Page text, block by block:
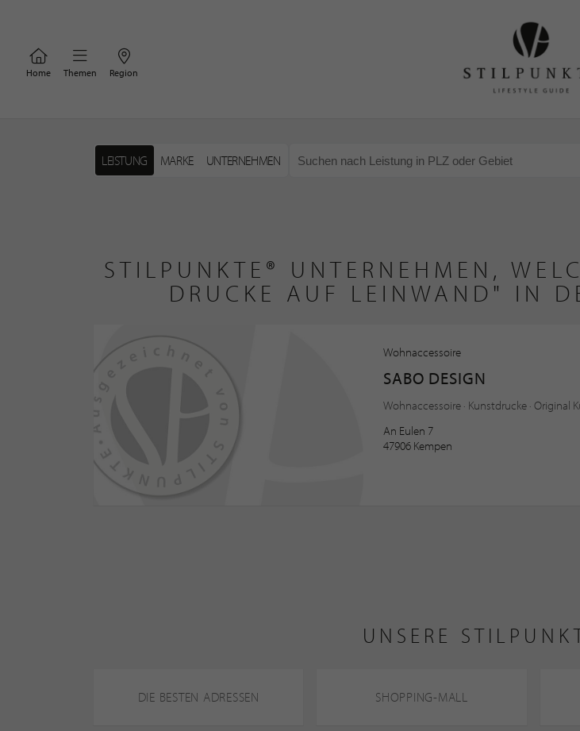
Home Themen Region
LEISTUNG MARKE UNTERNEHMEN
STILPUNKTE® UNTERNEHMEN,
DRUCKE AUF LEINWAND" IN
Wohnaccessoire
SABO DESIGN
Wohnaccessoire · Kunstdrucke · Original
An Eulen 7
47906 Kempen
UNSERE
DIE BESTEN ADRESSEN SHOPPING-MALL